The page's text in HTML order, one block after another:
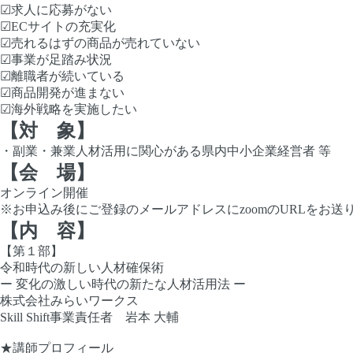
☑求人に応募がない
☑ECサイトの充実化
☑売れるはずの商品が売れていない
☑事業が足踏み状況
☑離職者が続いている
☑商品開発が進まない
☑海外戦略を実施したい
【対 象】
・副業・兼業人材活用に関心がある県内中小企業経営者 等
【会 場】
オンライン開催
※お申込み後にご登録のメールアドレスにzoomのURLをお送
【内 容】
【第１部】
令和時代の新しい人材確保術
ー 変化の激しい時代の新たな人材活用法 ー
株式会社みらいワークス
Skill Shift事業責任者 岩本 大輔
★講師プロフィール